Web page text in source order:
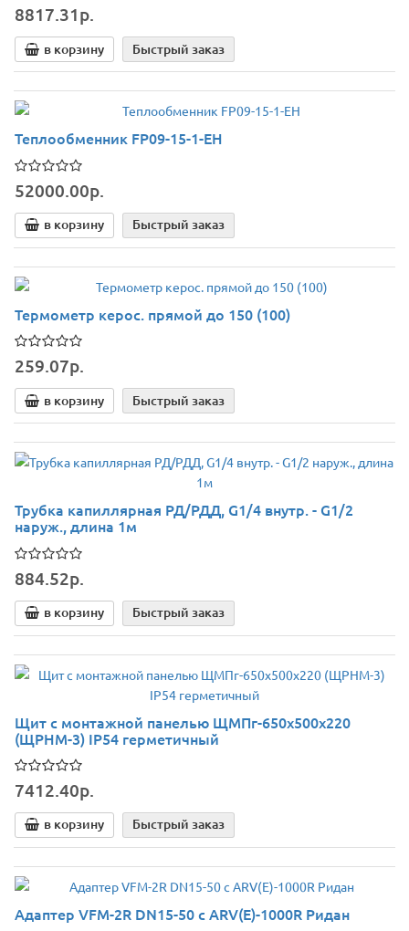
8817.31р.
в корзину Быстрый заказ
Теплообменник FP09-15-1-EH
52000.00р.
в корзину Быстрый заказ
Термометр керос. прямой до 150 (100)
259.07р.
в корзину Быстрый заказ
Трубка капиллярная РД/РДД, G1/4 внутр. - G1/2
наруж., длина 1м
884.52р.
в корзину Быстрый заказ
Щит с монтажной панелью ЩМПг-650х500х220
(ЩРНМ-3) IP54 герметичный
7412.40р.
в корзину Быстрый заказ
Адаптер VFM-2R DN15-50 с ARV(E)-1000R Ридан